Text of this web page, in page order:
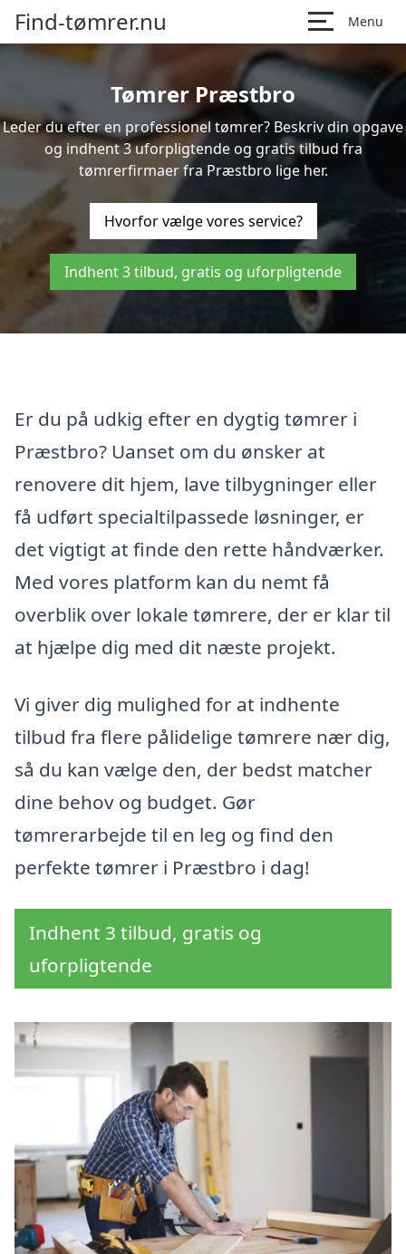
Find-tømrer.nu Menu
Tømrer Præstbro
Leder du efter en professionel tømrer? Beskriv din opgave
og indhent 3 uforpligtende og gratis tilbud fra
tømrerfirmaer fra Præstbro lige her.
Hvorfor vælge vores service?
Indhent 3 tilbud, gratis og uforpligtende
Er du på udkig efter en dygtig tømrer i
Præstbro? Uanset om du ønsker at
renovere dit hjem, lave tilbygninger eller
få udført specialtilpassede løsninger, er
det vigtigt at finde den rette håndværker.
Med vores platform kan du nemt få
overblik over lokale tømrere, der er klar til
at hjælpe dig med dit næste projekt.
Vi giver dig mulighed for at indhente
tilbud fra flere pålidelige tømrere nær dig,
så du kan vælge den, der bedst matcher
dine behov og budget. Gør
tømrerarbejde til en leg og find den
perfekte tømrer i Præstbro i dag!
Indhent 3 tilbud, gratis og
uforpligtende